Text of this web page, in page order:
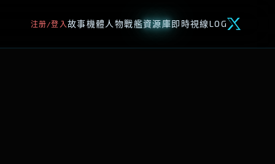
注册/登入 故事機體人物戰艦資源庫即時視線LOG